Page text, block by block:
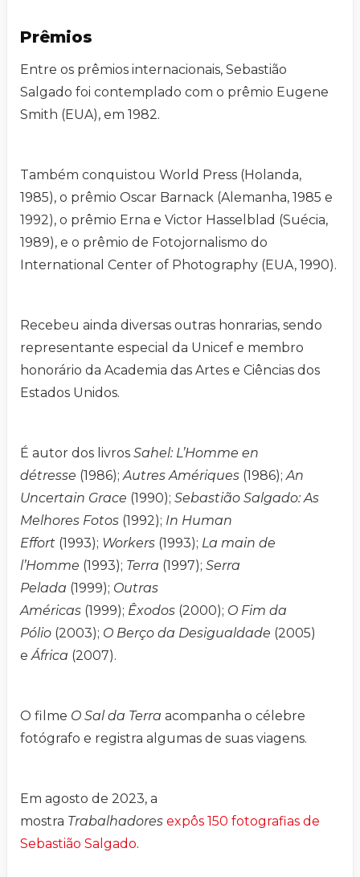
Prêmios
Entre os prêmios internacionais, Sebastião
Salgado foi contemplado com o prêmio Eugene
Smith (EUA), em 1982.
Também conquistou World Press (Holanda,
1985), o prêmio Oscar Barnack (Alemanha, 1985 e
1992), o prêmio Erna e Victor Hasselblad (Suécia,
1989), e o prêmio de Fotojornalismo do
International Center of Photography (EUA, 1990).
Recebeu ainda diversas outras honrarias, sendo
representante especial da Unicef e membro
honorário da Academia das Artes e Ciências dos
Estados Unidos.
É autor dos livros Sahel: L’Homme en
détresse (1986);Autres Amériques (1986);An
Uncertain Grace (1990); Sebastião Salgado: As
Melhores Fotos (1992); In Human
Effort (1993); Workers (1993); La main de
l’Homme (1993); Terra (1997); Serra
Pelada (1999); Outras
Américas (1999); Êxodos (2000); O Fim da
Pólio (2003); O Berço da Desigualdade (2005)
eÁfrica (2007).
O filme O Sal da Terra acompanha o célebre
fotógrafo e registra algumas de suas viagens.
Em agosto de 2023, a
mostra Trabalhadores expôs 150 fotografias de
Sebastião Salgado.